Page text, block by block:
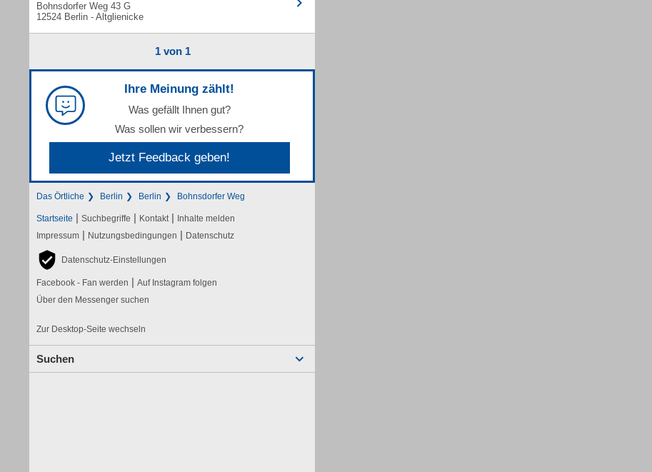
Bohnsdorfer Weg 43 G
12524 Berlin - Altglienicke
1 von 1
Ihre Meinung zählt!
Was gefällt Ihnen gut?
Was sollen wir verbessern?
Jetzt Feedback geben!
Das Örtliche Berlin Berlin Bohnsdorfer Weg
Startseite | Suchbegriffe | Kontakt | Inhalte melden
Impressum | Nutzungsbedingungen | Datenschutz
Datenschutz-Einstellungen
Facebook - Fan werden | Auf Instagram folgen
Über den Messenger suchen
Zur Desktop-Seite wechseln
Suchen